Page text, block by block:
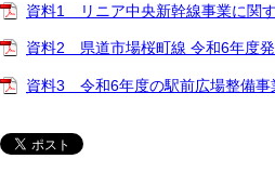
資料1 リニア中央新幹線事業に関
資料2 県道市場桜町線 令和6年度発
資料3 令和6年度の駅前広場整備事